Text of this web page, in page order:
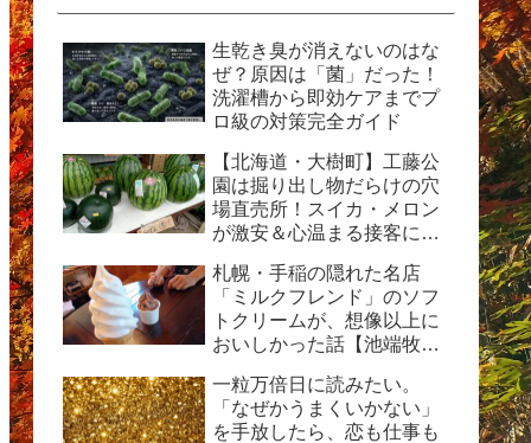
生乾き臭が消えないのはな
ぜ？原因は「菌」だった！
洗濯槽から即効ケアまでプ
ロ級の対策完全ガイド
【北海道・大樹町】工藤公
園は掘り出し物だらけの穴
場直売所！スイカ・メロン
が激安＆心温まる接客に感
札幌・手稲の隠れた名店
「ミルクフレンド」のソフ
トクリームが、想像以上に
おいしかった話【池端牧場
一粒万倍日に読みたい。
「なぜかうまくいかない」
を手放したら、恋も仕事も